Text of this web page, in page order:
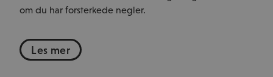
om du har forsterkede negler.
Les mer